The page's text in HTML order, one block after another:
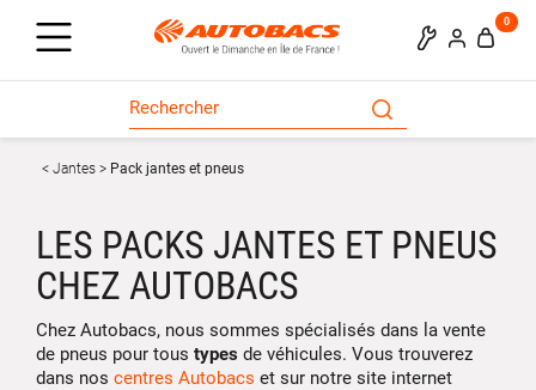
0
Jantes Pack jantes et pneus
LES PACKS JANTES ET PNEUS
CHEZ AUTOBACS
Chez Autobacs, nous sommes spécialisés dans la vente
de pneus pour tous types de véhicules. Vous trouverez
dans nos centres Autobacs et sur notre site internet